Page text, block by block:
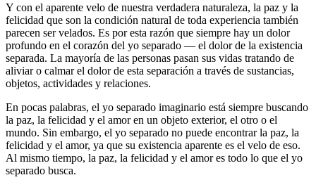
Y con el aparente velo de nuestra verdadera naturaleza, la paz y la
felicidad que son la condición natural de toda experiencia también
parecen ser velados. Es por esta razón que siempre hay un dolor
profundo en el corazón del yo separado ― el dolor de la existencia
separada. La mayoría de las personas pasan sus vidas tratando de
aliviar o calmar el dolor de esta separación a través de sustancias,
objetos, actividades y relaciones.
En pocas palabras, el yo separado imaginario está siempre buscando
la paz, la felicidad y el amor en un objeto exterior, el otro o el
mundo. Sin embargo, el yo separado no puede encontrar la paz, la
felicidad y el amor, ya que su existencia aparente es el velo de eso.
Al mismo tiempo, la paz, la felicidad y el amor es todo lo que el yo
separado busca.